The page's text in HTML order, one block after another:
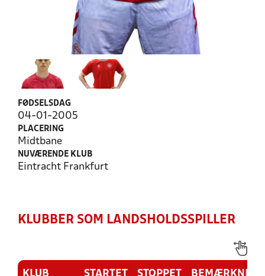
FØDSELSDAG
04-01-2005
PLACERING
Midtbane
NUVÆRENDE KLUB
Eintracht Frankfurt
KLUBBER SOM LANDSHOLDSSPILLER
KLUB STARTET STOPPET BEMÆRKNING